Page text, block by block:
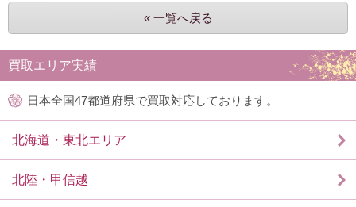
« 一覧へ戻る
買取エリア実績
日本全国47都道府県で買取対応しております。
北海道・東北エリア
北陸・甲信越